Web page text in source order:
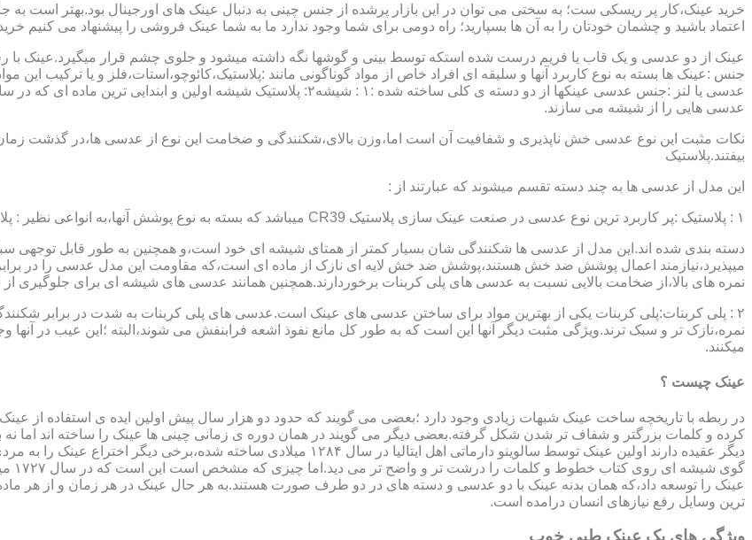
خرید عینک،کار پر ریسکی ست؛ به سختی می توان در این بازار پرشده از جنس چینی به دنبال عینک های اورجینال بود.بهتر است
اعتماد باشید و چشمان خودتان را به آن ها بسپارید؛ راه دومی برای شما وجود ندارد ما به شما عینک فروشی را پیشنهاد می کنیم
عینک از دو عدسی و یک قاب یا فریم درست شده استکه توسط بینی و گوشها نگه داشته میشود و جلوی چشم قرار میگیرد.عینک با
جنس :عینک ها بسته به نوع کاربرد آنها و سلیقه ای افراد خاص از مواد گوناگونی مانند :پلاستیک،کائوچو،استات،فلز و یا ترکیب این
عدسی یا لنز :جنس عدسی عینکها از دو دسته ی کلی ساخته شده :۱ : شیشه۲: پلاستیک
عدسی هایی را از شیشه می سازند.
نکات مثبت این نوع عدسی خش ناپذیری و شفافیت آن است اما،وزن بالای،شکنندگی و ضخامت این نوع از عدسی ها،در گذشت
بیفتند.پلاستیک
این مدل از عدسی ها به چند دسته تقسم میشوند که عبارتند از :
۱ : پلاستیک :پر کاربرد ترین نوع عدسی در صنعت عینک سازی پلاستیک CR39 میباشد که بسته به نوع پوشش آنها،به انواعی نظیر : پلاستیک ساده،پلاستیک آنتی رفلکس،پلاستیک ضد خش،پلاستیک آب گریز و …..
دسته بندی شده اند.این مدل از عدسی ها شکنندگی شان بسیار کمتر از همتای شیشه ای خود است،و همچنین به طور قابل توجهی
میپذیرد،نیازمند اعمال پوشش ضد خش هستند،پوشش ضد خش لایه ای نازک از ماده ای است،که مقاومت این مدل عدسی را در
نمره های بالا،از ضخامت بالایی نسبت به عدسی های پلی کربنات برخوردارند.همچنین همانند عدسی های شیشه ای برای
۲ : پلی کربنات:پلی کربنات یکی از بهترین مواد برای ساختن عدسی های عینک است.عدسی های پلی کربنات به شدت در برابر
نمره،نازک تر و سبک ترند.ویژگی مثبت دیگر آنها این است که به طور کل مانع نفوذ اشعه فرابنفش می شوند،البته ؛این عیب در آنها
میکنند.
عینک چیست ؟
در ربطه با تاریخچه ساخت عینک شبهات زیادی وجود دارد ؛بعضی می گویند که حدود دو هزار سال پیش اولین ایده ی استفاده از
کرده و کلمات بزرگتر و شفاف تر شدن شکل گرفته.بعضی دیگر می گویند در همان دوره ی زمانی چینی ها عینک را ساخته اند اما
عینک را توسعه داد،که همان بدنه عینک با دو عدسی و دسته های در دو طرف صورت هستند.به هر حال عینک در هر زمان و از هر
ترین وسایل رفع نیازهای انسان درامده است.
ویژگی های یک عینک طبی خوب